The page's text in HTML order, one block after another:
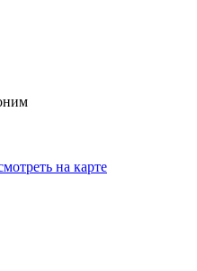
на карте